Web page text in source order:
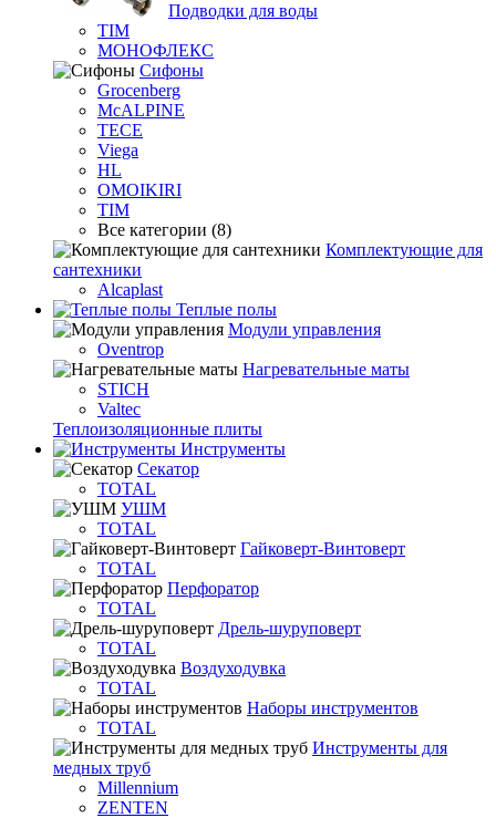
Подводки для воды
TIM
МОНОФЛЕКС
Сифоны
Grocenberg
McALPINE
TECE
Viega
HL
OMOIKIRI
TIM
Все категории (8)
Комплектующие для
сантехники
Alcaplast
Теплые полы
Модули управления
Oventrop
Нагревательные маты
STICH
Valtec
Теплоизоляционные плиты
Инструменты
Секатор
TOTAL
УШМ
TOTAL
Гайковерт-Винтоверт
TOTAL
Перфоратор
TOTAL
Дрель-шуруповерт
TOTAL
Воздуходувка
TOTAL
Наборы инструментов
TOTAL
Инструменты для
медных труб
Millennium
ZENTEN